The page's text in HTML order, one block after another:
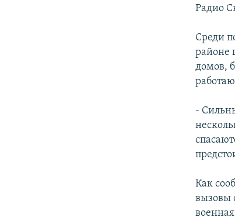
Радио
Среди
районе
домов,
-
Как
вызовы